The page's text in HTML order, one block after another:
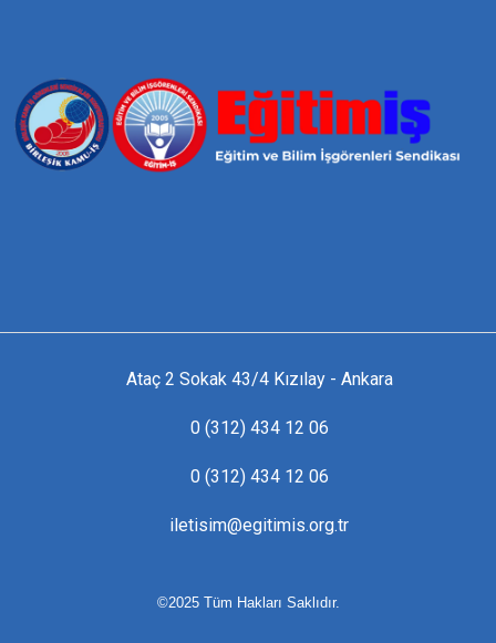
Ataç 2 Sokak 43/4 Kızılay - Ankara
0 (312) 434 12 06
0 (312) 434 12 06
iletisim@egitimis.org.tr
©2025 Tüm Hakları Saklıdır.